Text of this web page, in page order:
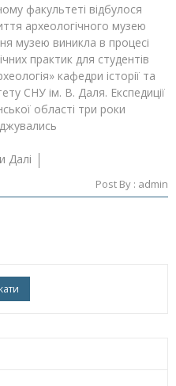
факультеті відбулося
археологічного музею
музею виникла в процесі
практик для студентів
кафедри історії та
СНУ ім. В. Даля. Експедиції
області три роки
Далі
Post By : admin